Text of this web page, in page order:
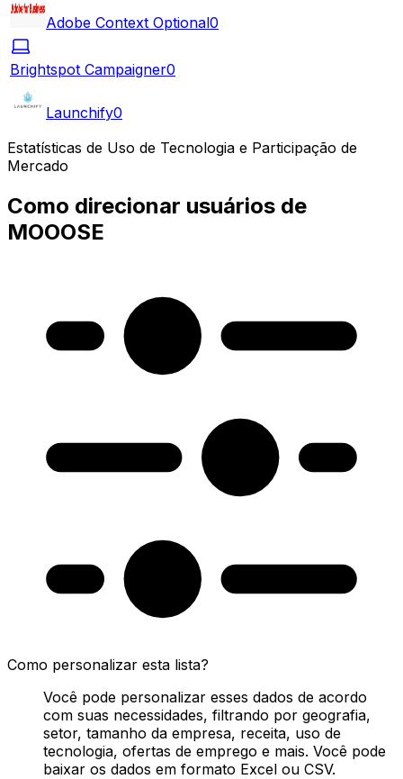
Adobe Context Optional0
Brightspot Campaigner0
Launchify0
Estatísticas de Uso de Tecnologia e Participação de
Mercado
Como direcionar usuários de
MOOOSE
Como personalizar esta lista?
Você pode personalizar esses dados de acordo
com suas necessidades, filtrando por geografia,
setor, tamanho da empresa, receita, uso de
tecnologia, ofertas de emprego e mais. Você pode
baixar os dados em formato Excel ou CSV.